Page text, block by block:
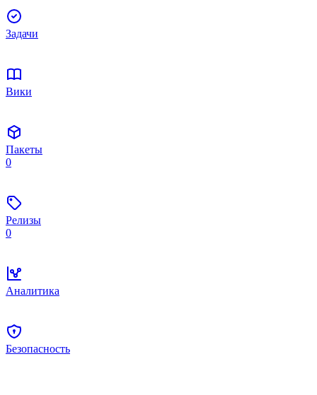
Задачи
Вики
Пакеты
0
Релизы
0
Аналитика
Безопасность